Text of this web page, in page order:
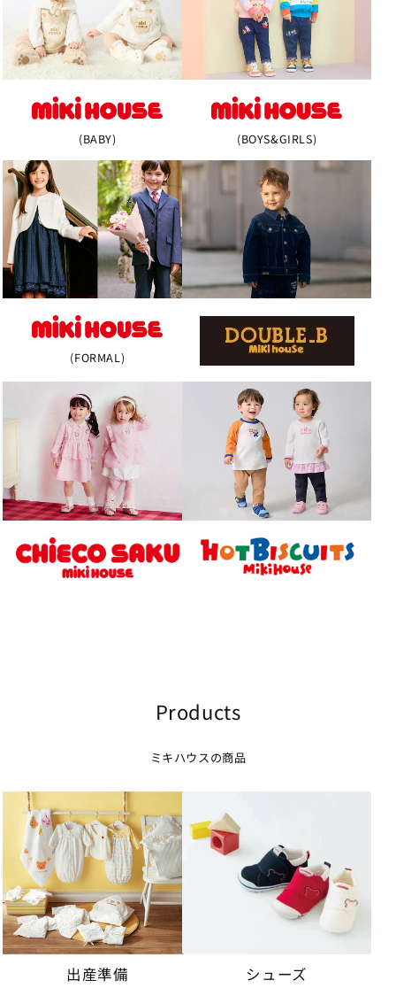
(BABY) (BOYS&GIRLS)
(FORMAL)
Products
ミキハウスの商品
出産準備 シューズ